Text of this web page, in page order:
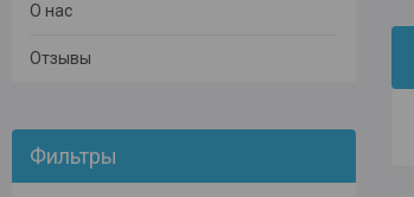
О нас
Отзывы
Фильтры